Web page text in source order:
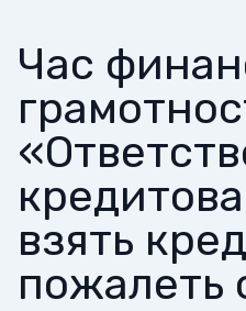
Час
взять
пожалеть